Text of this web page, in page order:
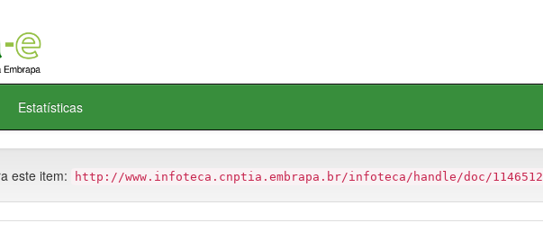
Estatísticas
este item: http://www.infoteca.cnptia.embrapa.br/infoteca/handle/doc/1146512